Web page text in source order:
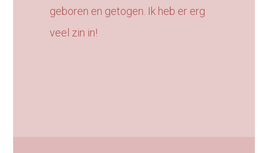
geboren en getogen. Ik heb er erg
veel zin in!